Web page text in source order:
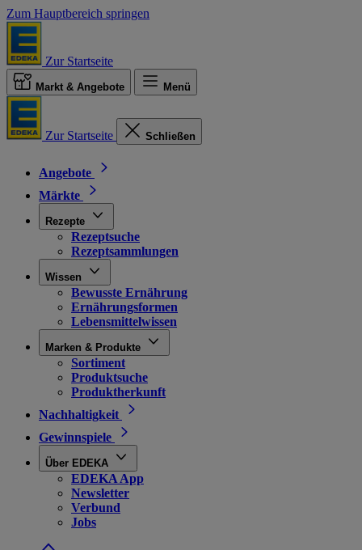
Zum Hauptbereich springen
Zur Startseite
Markt & Angebote Menü
Zur Startseite Schließen
Angebote
Märkte
Rezepte
Rezeptsuche
Rezeptsammlungen
Wissen
Bewusste Ernährung
Ernährungsformen
Lebensmittelwissen
Marken & Produkte
Sortiment
Produktsuche
Produktherkunft
Nachhaltigkeit
Gewinnspiele
Über EDEKA
EDEKA App
Newsletter
Verbund
Jobs